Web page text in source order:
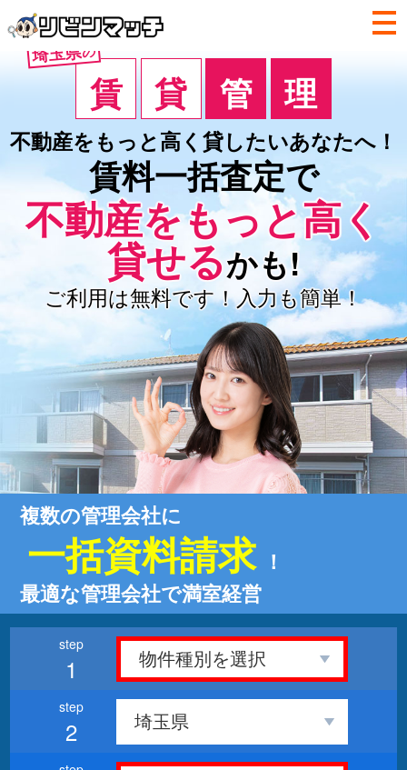
埼玉県の
賃 貸 管 理
不動産をもっと高く 貸したいあなたへ！
賃料一括査定で
不動産をもっと高く
貸せるかも!
ご利用は無料です！入力も簡単！
複数の管理会社に
一括資料請求 ！
最適な管理会社で満室経営
1
2